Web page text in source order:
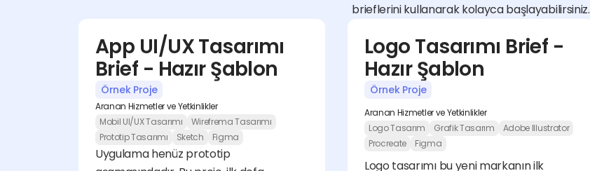
brieflerini kullanarak kolayca başlayabilirsiniz.
App UI/UX Tasarımı
Brief - Hazır Şablon
Örnek Proje
Aranan Hizmetler ve Yetkinlikler
Mobil UI/UX Tasarımı
Wirefrema Tasarımı
Prototip Tasarımı
Sketch Figma
Uygulama henüz prototip
Logo Tasarımı Brief -
Hazır Şablon
Örnek Proje
Aranan Hizmetler ve Yetkinlikler
Logo Tasarım
Grafik Tasarım
Adobe Illustrator
Procreate
Figma
Logo tasarımı bu yeni markanın ilk